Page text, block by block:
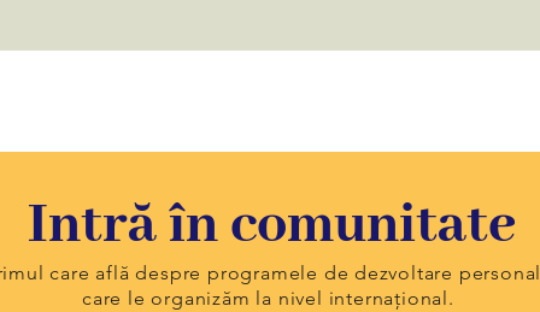
Intră în comunitate
care află despre programele de dezvoltare
care le organizăm la nivel internațional.